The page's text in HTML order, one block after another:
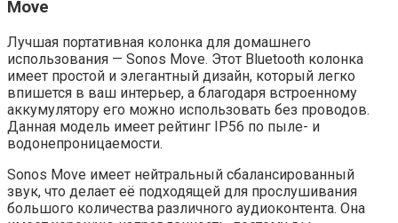
Move
Лучшая портативная колонка для домашнего
использования — Sonos Move. Этот Bluetooth колонка
имеет простой и элегантный дизайн, который легко
впишется в ваш интерьер, а благодаря встроенному
аккумулятору его можно использовать без проводов.
Данная модель имеет рейтинг IP56 по пыле- и
водонепроницаемости.
Sonos Move имеет нейтральный сбалансированный
звук, что делает её подходящей для прослушивания
большого количества различного аудиоконтента. Она